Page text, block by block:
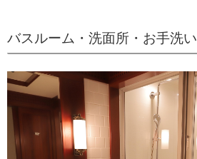
バスルーム・洗面所・お手洗い